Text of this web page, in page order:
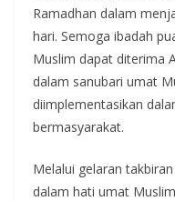
Ramadhan dalam
hari. Semoga ibadah
Muslim dapat diterima
dalam sanubari umat
diimplementasikan
bermasyarakat.
Melalui gelaran
dalam hati umat